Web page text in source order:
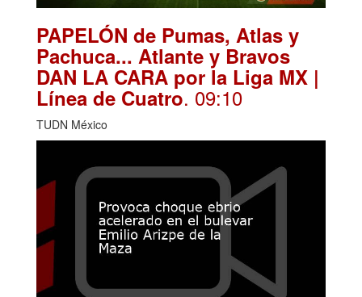
PAPELÓN de Pumas, Atlas y
Pachuca... Atlante y Bravos
DAN LA CARA por la Liga MX |
Línea de Cuatro. 09:10
TUDN México